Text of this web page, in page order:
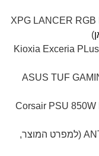
: XPG LANCER
)
Kioxia Exceria
ASUS TUF
: ANTEC NX416L BLACK (למפרט המוצר,